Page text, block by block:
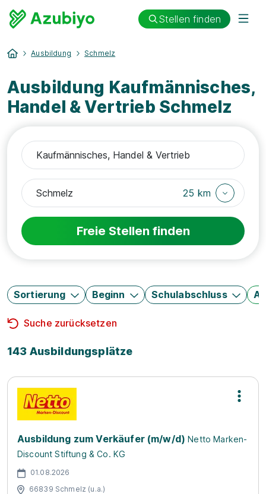
Stellen finden
Ausbildung Schmelz
Ausbildung Kaufmännisches,
Handel & Vertrieb Schmelz
25 km
Freie Stellen finden
Sortierung Beginn Schulabschluss
Suche zurücksetzen
143 Ausbildungsplätze
Ausbildung zum Verkäufer (m/w/d) Netto Marken-
Discount Stiftung & Co. KG
01.08.2026
66839 Schmelz (u.a.)